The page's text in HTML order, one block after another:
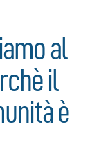
al
il
è